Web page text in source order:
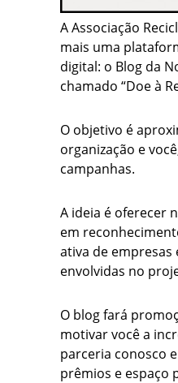
A Associação
mais uma
digital: o Blog da
chamado “Doe à
O objetivo é
organização e
campanhas.
A ideia é oferecer
em
ativa de empresas
envolvidas no
O blog fará
motivar você a
parceria conosco
prêmios e espaço